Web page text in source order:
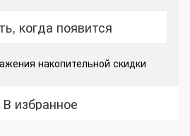
когда появится
накопительной скидки
В избранное